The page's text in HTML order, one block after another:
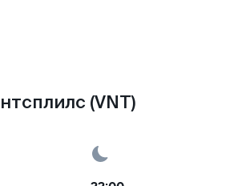
(VNT)